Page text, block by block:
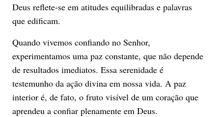
Deus reflete-se em atitudes equilibradas e palavras
que edificam.
Quando vivemos confiando no Senhor,
experimentamos uma paz constante, que não depende
de resultados imediatos. Essa serenidade é
testemunho da ação divina em nossa vida. A paz
interior é, de fato, o fruto visível de um coração que
aprendeu a confiar plenamente em Deus.